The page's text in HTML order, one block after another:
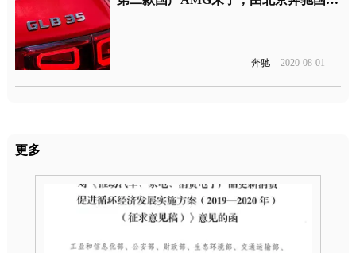
奔驰 2020-08-01
更多